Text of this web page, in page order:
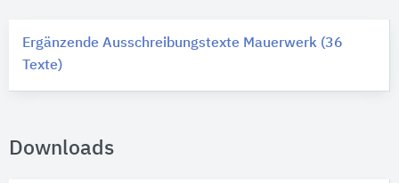
Ergänzende Ausschreibungstexte Mauerwerk (36
Texte)
Downloads